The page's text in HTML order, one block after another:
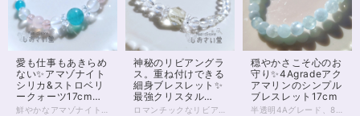
愛も仕事もあきらめ
ない✨アマゾナイト
シリカ&ストロベリ
ークォーツ17cmブ
レスレット
神秘のリビアングラ
ス。重ね付けできる
細身ブレスレット✨
最強クリスタル
17.5cm
穏やかさこそ心のお
守り✨4Agradeアク
アマリンのシンプル
ブレスレット17cm